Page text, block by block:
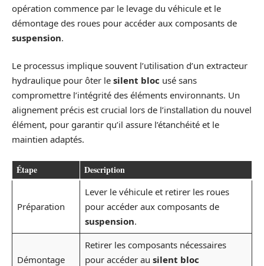
opération commence par le levage du véhicule et le
démontage des roues pour accéder aux composants de
suspension.
Le processus implique souvent l’utilisation d’un extracteur
hydraulique pour ôter le silent bloc usé sans
compromettre l’intégrité des éléments environnants. Un
alignement précis est crucial lors de l’installation du nouvel
élément, pour garantir qu’il assure l’étanchéité et le
maintien adaptés.
Étape Description
Préparation
Lever le véhicule et retirer les roues
pour accéder aux composants de
suspension.
Démontage
Retirer les composants nécessaires
pour accéder au silent bloc